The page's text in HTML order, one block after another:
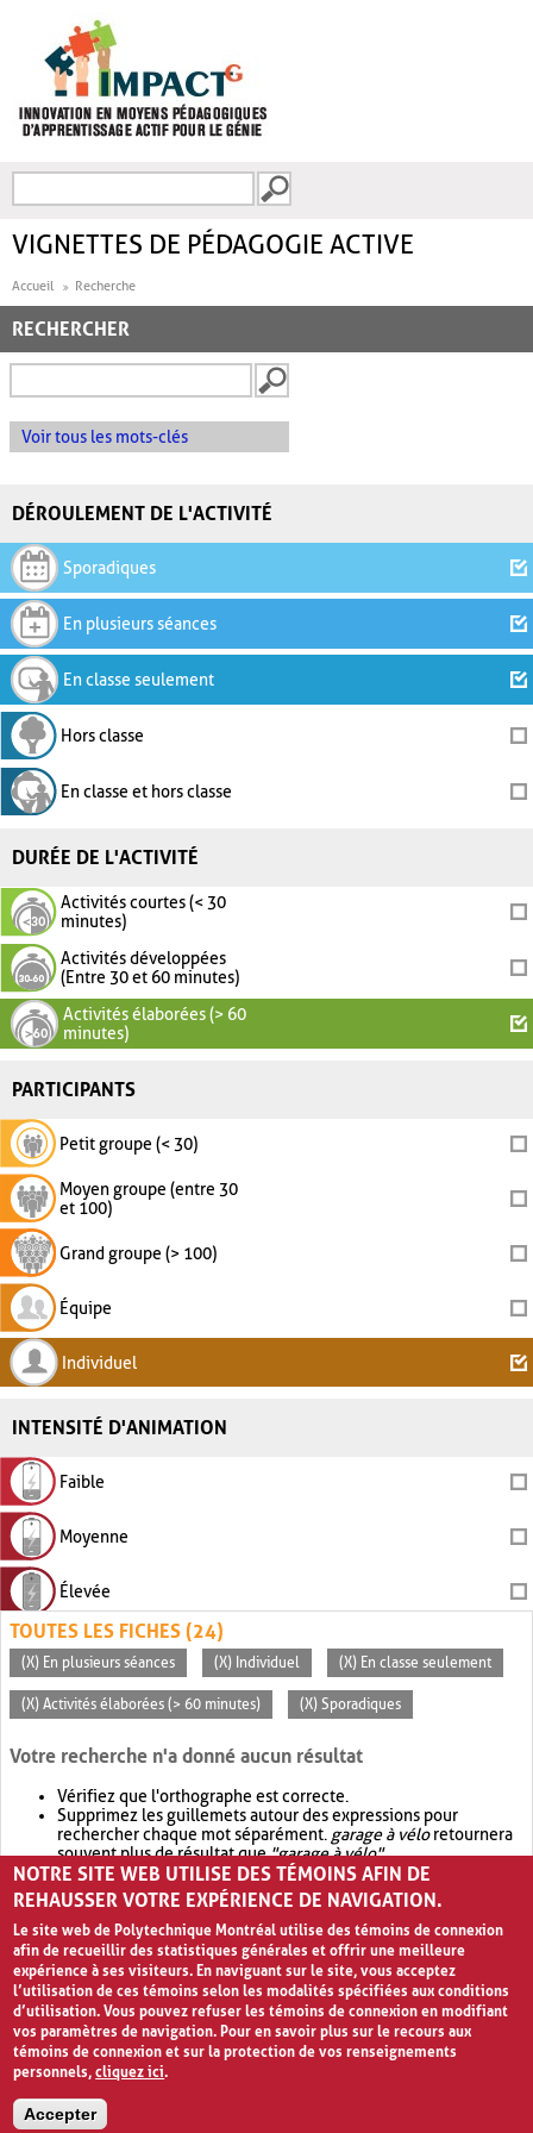
FORMULAIRE DE
VIGNETTES DE PÉDAGOGIE ACTIVE
Accueil Recherche
RECHERCHER
Voir tous les mots-clés
DÉROULEMENT DE L'ACTIVITÉ
Sporadiques
En plusieurs séances
En classe seulement
Hors classe
En classe et hors classe
DURÉE DE L'ACTIVITÉ
Activités courtes (< 30
minutes)
Activités développées
(Entre 30 et 60 minutes)
Activités élaborées (> 60
minutes)
PARTICIPANTS
Petit groupe (< 30)
Moyen groupe (entre 30
et 100)
Grand groupe (> 100)
Équipe
Individuel
INTENSITÉ D'ANIMATION
Faible
Moyenne
Élevée
TOUTES LES FICHES (24)
(X) En plusieurs séances (X) Individuel (X) En classe seulement
(X) Activités élaborées (> 60 minutes) (X) Sporadiques
Votre recherche n'a donné aucun résultat
Vérifiez que l'orthographe est correcte.
Supprimez les guillemets autour des expressions pour
rechercher chaque mot séparément. garage à véloretournera
souvent plus de résultat que"garage à vélo".
Envisagez d'élargir votre recherche avec OR.garage OR vélo
retournera souvent plus de résultat quegarage à vélo
NOTRE SITE WEB UTILISE DES TÉMOINS AFIN DE
REHAUSSER VOTRE EXPÉRIENCE DE NAVIGATION.
Le site web de Polytechnique Montréal utilise des témoins de connexion
afin de recueillir des statistiques générales et offrir une meilleure
expérience à ses visiteurs. En naviguant sur le site, vous acceptez
l’utilisation de ces témoins selon les modalités spécifiées aux conditions
d’utilisation. Vous pouvez refuser les témoins de connexion en modifiant
vos paramètres de navigation. Pour en savoir plus sur le recours aux
témoins de connexion et sur la protection de vos renseignements
personnels,cliquez ici.
Accepter